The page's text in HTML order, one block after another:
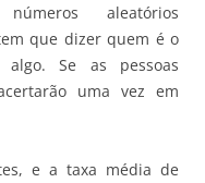
aleatórios
que dizer quem é o
Se as pessoas
uma vez em
e a taxa média de